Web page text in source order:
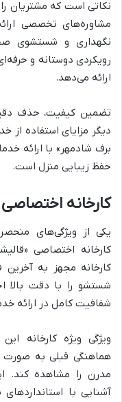
نکاتی است که مشتریان
مشاوره‌های تخصصی
نگهداری و شستشوی
رویکردی دوستانه و
ارائه می‌دهد.
تضمین کیفیت، حذف
دیگر مزایای استفاده از
برف شادمهر» با ارائه
حفظ زیبایی منزل است.
کارخانه
یکی از ویژگی‌های
کارخانه اختصاصی
کارخانه مجهز به آخرین
شستشو را با دقت بالا
شفافیت کامل در ارائه
ویژگی ویژه کارخانه
هماهنگی قبلی به صورت
مدرن را مشاهده کند.
آشنایی با